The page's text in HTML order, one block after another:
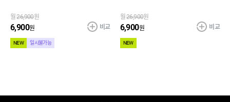
월26,900원
6,900원
NEW 일시불가능
비교
월26,900원
6,900원
NEW
비교